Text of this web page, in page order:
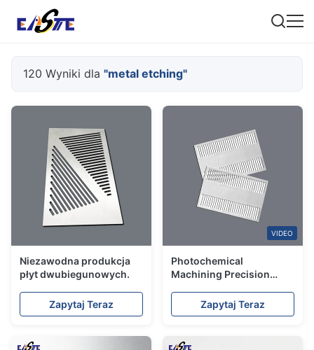
120 Wyniki dla "metal etching"
Niezawodna produkcja
płyt dwubiegunowych.
Zapytaj Teraz
VIDEO
Photochemical
Machining Precision
with Thickness down to
0.02mm
Zapytaj Teraz